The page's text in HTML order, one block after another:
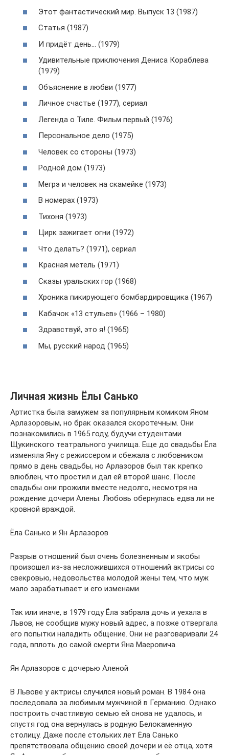
Этот фантастический мир. Выпуск 13 (1987)
Статья (1987)
И придёт день… (1979)
Удивительные приключения Дениса Кораблева
(1979)
Объяснение в любви (1977)
Личное счастье (1977), сериал
Легенда о Тиле. Фильм первый (1976)
Персональное дело (1975)
Человек со стороны (1973)
Родной дом (1973)
Мегрэ и человек на скамейке (1973)
В номерах (1973)
Тихоня (1973)
Цирк зажигает огни (1972)
Что делать? (1971), сериал
Красная метель (1971)
Сказы уральских гор (1968)
Хроника пикирующего бомбардировщика (1967)
Кабачок «13 стульев» (1966 – 1980)
Здравствуй, это я! (1965)
Мы, русский народ (1965)
Личная жизнь Ёлы Санько
Артистка была замужем за популярным комиком Яном
Арлазоровым, но брак оказался скоротечным. Они
познакомились в 1965 году, будучи студентами
Щукинского театрального училища. Еще до свадьбы Ёла
изменяла Яну с режиссером и сбежала с любовником
прямо в день свадьбы, но Арлазоров был так крепко
влюблен, что простил и дал ей второй шанс. После
свадьбы они прожили вместе недолго, несмотря на
рождение дочери Алены. Любовь обернулась едва ли не
кровной враждой.
Ёла Санько и Ян Арлазоров
Разрыв отношений был очень болезненным и якобы
произошел из-за несложившихся отношений актрисы со
свекровью, недовольства молодой жены тем, что муж
мало зарабатывает и его изменами.
Так или иначе, в 1979 году Ёла забрала дочь и уехала в
Львов, не сообщив мужу новый адрес, а позже отвергала
его попытки наладить общение. Они не разговаривали 24
года, вплоть до самой смерти Яна Маеровича.
Ян Арлазоров с дочерью Аленой
В Львове у актрисы случился новый роман. В 1984 она
последовала за любимым мужчиной в Германию. Однако
построить счастливую семью ей снова не удалось, и
спустя год она вернулась в родную Белокаменную
столицу. Даже после стольких лет Ёла Санько
препятствовала общению своей дочери и её отца, хотя